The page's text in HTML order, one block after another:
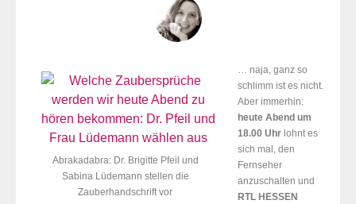
Abrakadabra: Dr. Brigitte Pfeil und
Sabina Lüdemann stellen die
Zauberhandschrift vor
… naja, ganz so
schlimm ist es nicht.
Aber immerhin:
heute Abend um
18.00 Uhr lohnt es
sich mal, den
Fernseher
anzuschalten und
RTL HESSEN